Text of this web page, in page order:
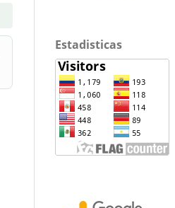
Estadisticas